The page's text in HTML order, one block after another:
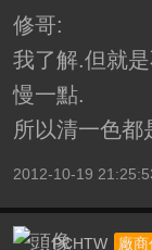
修哥:
我了解.但就
慢一點.
所以清一色都
2012-10-19
PCHTW 廠商